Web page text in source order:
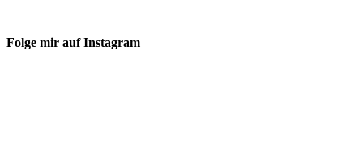
Folge mir auf Instagram